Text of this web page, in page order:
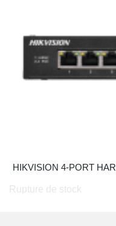
Rupture de stock
HIKVISION 4-PORT